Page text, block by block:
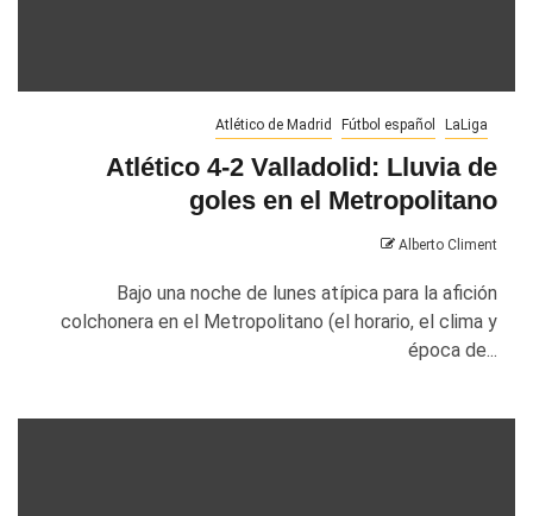
Atlético de Madrid Fútbol español LaLiga
Atlético 4-2 Valladolid: Lluvia de
goles en el Metropolitano
Alberto Climent
Bajo una noche de lunes atípica para la afición
colchonera en el Metropolitano (el horario, el clima y
época de...